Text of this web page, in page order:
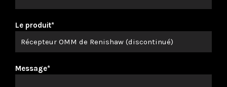
Le produit*
Message*